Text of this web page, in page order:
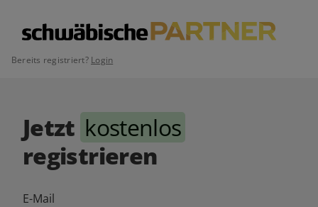
Bereits registriert? Login
Jetzt kostenlos
registrieren
E-Mail